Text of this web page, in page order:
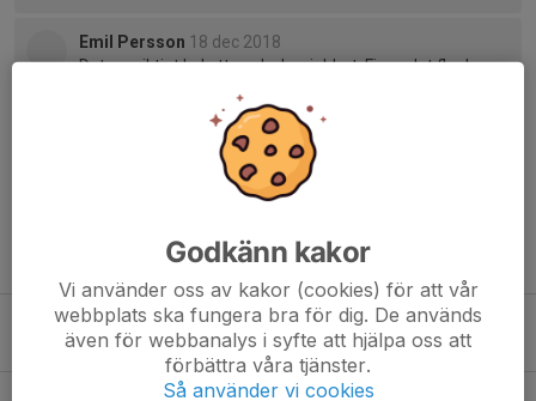
Emil Persson 18 dec 2018
Det var riktigt kul att spela, bra jobbat. Finns det fler lag
Tidigare nyheter
Tisdag 11/8 drar vi igång igen!
7 aug, 16:58 0
Godkänn kakor
Vi använder oss av kakor (cookies) för att vår
webbplats ska fungera bra för dig. De används
även för webbanalys i syfte att hjälpa oss att
förbättra våra tjänster.
Så använder vi cookies